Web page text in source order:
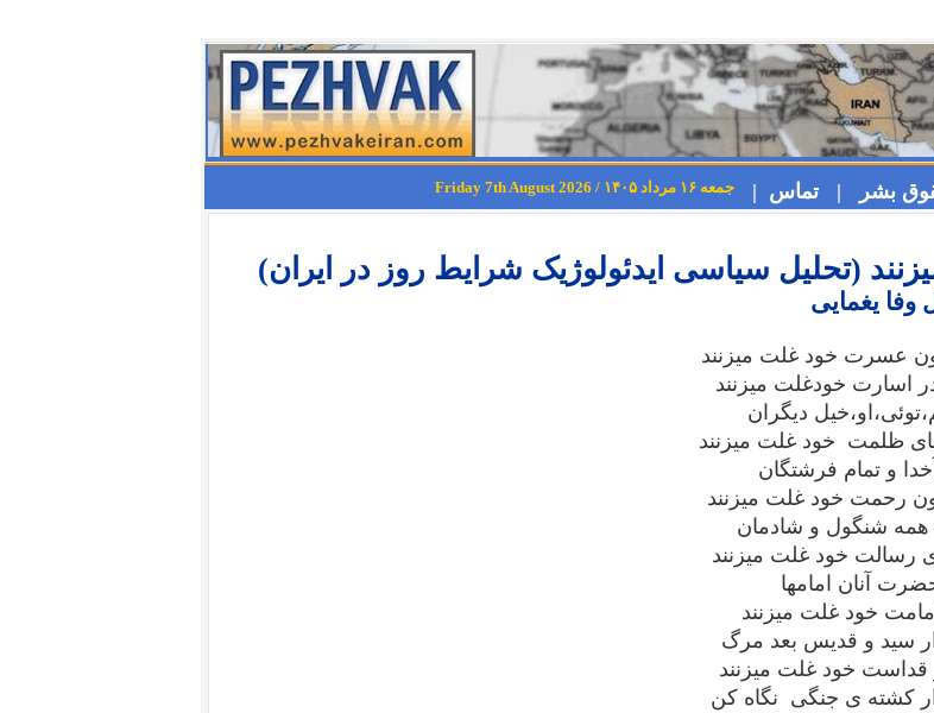
بشر | تماس | جمعه ۱۶ مرداد ۱۴۰۵ / Friday 7th August 2026
(تحلیل سیاسی ایدئولوژیک شرایط روز در ایران)
وفا یغمایی
عسرت خود غلت میزنند
اسارت خودغلت میزنند
دیگران
ظلمت خود غلت میزنند
و تمام فرشتگان
رحمت خود غلت میزنند
همه شنگول و شادمان
رسالت خود غلت میزنند
حضرت آنان امامها
خود غلت میزنند
سید و قدیس بعد مرگ
قداست خود غلت میزنند
کشته ی جنگی نگاه کن